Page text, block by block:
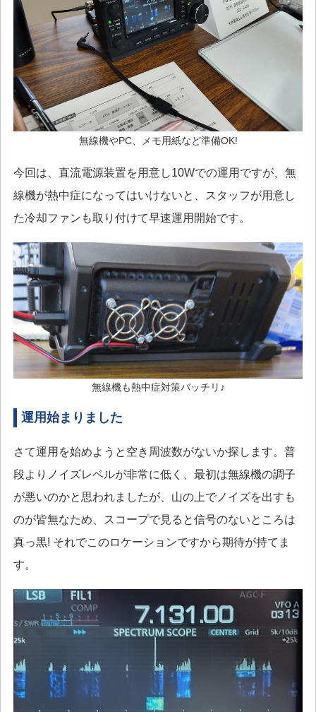
無線機やPC、メモ用紙など準備OK!
今回は、直流電源装置を用意し10Wでの運用ですが、無
線機が熱中症になってはいけないと、スタッフが用意し
た冷却ファンも取り付けて早速運用開始です。
無線機も熱中症対策バッチリ♪
運用始まりました
さて運用を始めようと空き周波数がないか探します。普
段よりノイズレベルが非常に低く、最初は無線機の調子
が悪いのかと思われましたが、山の上でノイズを出すも
のが皆無なため、スコープで見ると信号のないところは
真っ黒! それでこのロケーションですから期待が持てま
す。